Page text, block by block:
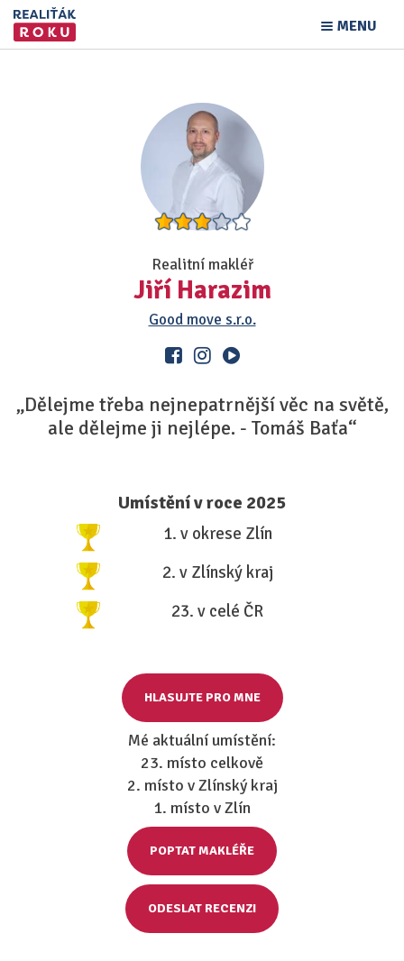
MENU
Realitní makléř
Jiří Harazim
Good move s.r.o.
„Dělejme třeba nejnepatrnější věc na světě,
ale dělejme ji nejlépe. - Tomáš Baťa“
Umístění v roce 2025
1. v okrese Zlín
2. v Zlínský kraj
23. v celé ČR
HLASUJTE PRO MNE
Mé aktuální umístění:
23. místo celkově
2. místo v Zlínský kraj
1. místo v Zlín
POPTAT MAKLÉŘE
ODESLAT RECENZI